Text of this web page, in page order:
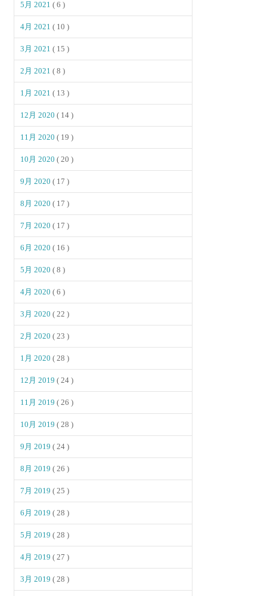
5月 2021( 6 )
4月 2021( 10 )
3月 2021( 15 )
2月 2021( 8 )
1月 2021( 13 )
12月 2020( 14 )
11月 2020( 19 )
10月 2020( 20 )
9月 2020( 17 )
8月 2020( 17 )
7月 2020( 17 )
6月 2020( 16 )
5月 2020( 8 )
4月 2020( 6 )
3月 2020( 22 )
2月 2020( 23 )
1月 2020( 28 )
12月 2019( 24 )
11月 2019( 26 )
10月 2019( 28 )
9月 2019( 24 )
8月 2019( 26 )
7月 2019( 25 )
6月 2019( 28 )
5月 2019( 28 )
4月 2019( 27 )
3月 2019( 28 )